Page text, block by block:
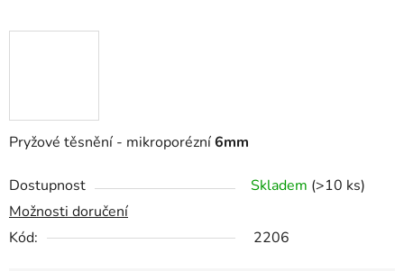
Pryžové těsnění - mikroporézní6mm
Dostupnost Skladem (>10 ks)
Možnosti doručení
Kód:
2206